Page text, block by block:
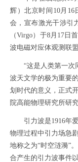
辉）北京时间10月
会，宣布激光干涉引
（Virgo）于8月17日
波电磁对应体观测联
“这是人类第一次同
波天文学的极为重要
划时代的意义，正式
院高能物理研究所研
引力波是1916年爱
物理过程中引力场急
地称之为“时空涟漪”
合产生的引力波事件